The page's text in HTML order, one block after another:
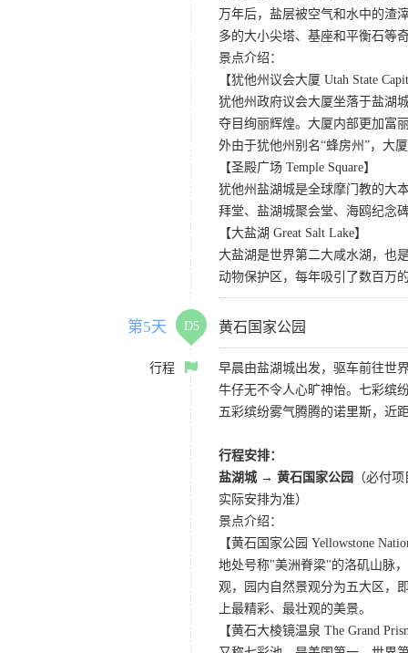
万年后，盐层被空气和水中的渣
多的大小尖塔、基座和平衡石等
景点介绍：
【犹他州议会大厦 Utah State
犹他州政府议会大厦坐落于盐湖
夺目绚丽辉煌。大厦内部更加富
外由于犹他州别名“蜂房州”，大
【圣殿广场 Temple Square】
犹他州盐湖城是全球摩门教的大
拜堂、盐湖城聚会堂、海鸥纪念
【大盐湖 Great Salt Lake】
大盐湖是世界第二大咸水湖，也
动物保护区，每年吸引了数百万
第5天 D5 黄石国家公园
行程
早晨由盐湖城出发，驱车前往世
牛仔无不令人心旷神怡。七彩缤
五彩缤纷雾气腾腾的诺里斯，近
行程安排：
盐湖城 → 黄石国家公园
（必付
实际安排为准）
景点介绍：
【黄石国家公园 Yellowstone
地处号称"美洲脊梁"的洛矶山脉
观，园内自然景观分为五大区，
上最精彩、最壮观的美景。
【黄石大棱镜温泉 The Grand